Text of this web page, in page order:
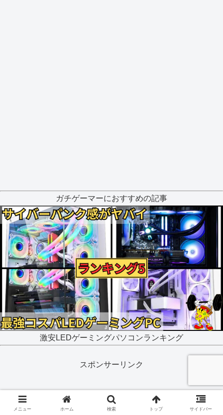
ガチゲーマーにおすすめの記事
激安LEDゲーミングパソコンランキング
スポンサーリンク
メニュー ホーム 検索 トップ サイドバー